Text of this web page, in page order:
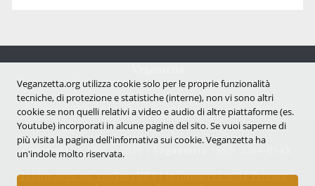
Notizie dal mondo vegan e antispecista
Copyright © 2007 - 2026 |
Informativa sui cookie (UE)|Informativa sulla Privacy|
Veganzetta.org utilizza cookie solo per le proprie funzionalità
tecniche, di protezione e statistiche (interne), non vi sono altri
cookie se non quelli relativi a video e audio di altre piattaforme (es.
Youtube) incorporati in alcune pagine del sito. Se vuoi saperne di
più visita la pagina dell'infornativa sui cookie. Veganzetta ha
un'indole molto riservata.